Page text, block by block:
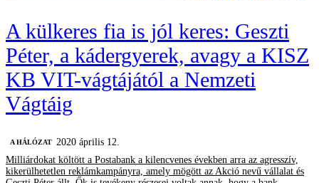
A külkeres fia is jól keres: Geszti
Péter, a kádergyerek, avagy a KISZ
KB VIT-vágtájától a Nemzeti
Vágtáig
A HÁLÓZAT 2020 április 12.
Milliárdokat költött a Postabank a kilencvenes években arra az agresszív,
kikerülhetetlen reklámkampányra, amely mögött az Akció nevű vállalat és